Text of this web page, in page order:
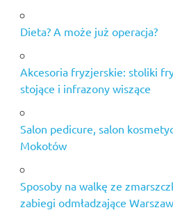
Dieta? A może już operacja?
Akcesoria fryzjerskie: stoliki
stojące i infrazony wiszące
Salon pedicure, salon
Mokotów
Sposoby na walkę ze
zabiegi odmładzające